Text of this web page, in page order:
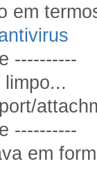
em
----------
----------
em